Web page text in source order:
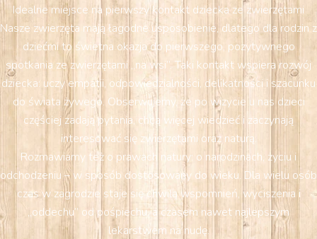
Idealne miejsce na pierwszy kontakt dziecka ze zwierzętami
Nasze zwierzęta mają łagodne usposobienie, dlatego dla rodzin z
dziećmi to świetna okazja do pierwszego, pozytywnego
spotkania ze zwierzętami „na wsi”. Taki kontakt wspiera rozwój
dziecka: uczy empatii, odpowiedzialności, delikatności i szacunku
do świata żywego. Obserwujemy, że po wizycie u nas dzieci
częściej zadają pytania, chcą więcej wiedzieć i zaczynają
interesować się zwierzętami oraz naturą.
Rozmawiamy też o prawach natury: o narodzinach, życiu i
odchodzeniu – w sposób dostosowany do wieku. Dla wielu osób
czas w zagrodzie staje się chwilą wspomnień, wyciszenia i
„oddechu” od pośpiechu, a czasem nawet najlepszym
lekarstwem na nudę.